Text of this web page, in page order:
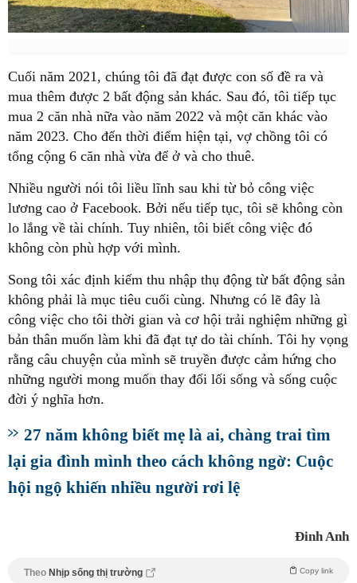
Cuối năm 2021, chúng tôi đã đạt được con số đề ra và
mua thêm được 2 bất động sản khác. Sau đó, tôi tiếp tục
mua 2 căn nhà nữa vào năm 2022 và một căn khác vào
năm 2023. Cho đến thời điểm hiện tại, vợ chồng tôi có
tổng cộng 6 căn nhà vừa để ở và cho thuê.
Nhiều người nói tôi liều lĩnh sau khi từ bỏ công việc
lương cao ở Facebook. Bởi nếu tiếp tục, tôi sẽ không còn
lo lắng về tài chính. Tuy nhiên, tôi biết công việc đó
không còn phù hợp với mình.
Song tôi xác định kiếm thu nhập thụ động từ bất động sản
không phải là mục tiêu cuối cùng. Nhưng có lẽ đây là
công việc cho tôi thời gian và cơ hội trải nghiệm những gì
bản thân muốn làm khi đã đạt tự do tài chính. Tôi hy vọng
rằng câu chuyện của mình sẽ truyền được cảm hứng cho
những người mong muốn thay đổi lối sống và sống cuộc
đời ý nghĩa hơn.
27 năm không biết mẹ là ai, chàng trai tìm
lại gia đình mình theo cách không ngờ: Cuộc
hội ngộ khiến nhiều người rơi lệ
Đinh Anh
Theo Nhịp sống thị trường Copy link